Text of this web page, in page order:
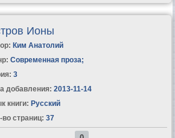
Ионы
Ким Анатолий
Современная проза;
3
добавления: 2013-11-14
книги: Русский
во страниц: 37